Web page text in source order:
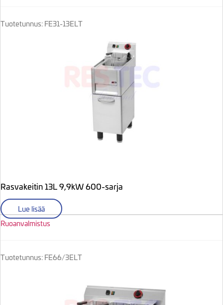
Tuotetunnus: FE31-13ELT
Rasvakeitin 13L 9,9kW 600-sarja
Lue lisää
Ruoanvalmistus
Tuotetunnus: FE66/3ELT